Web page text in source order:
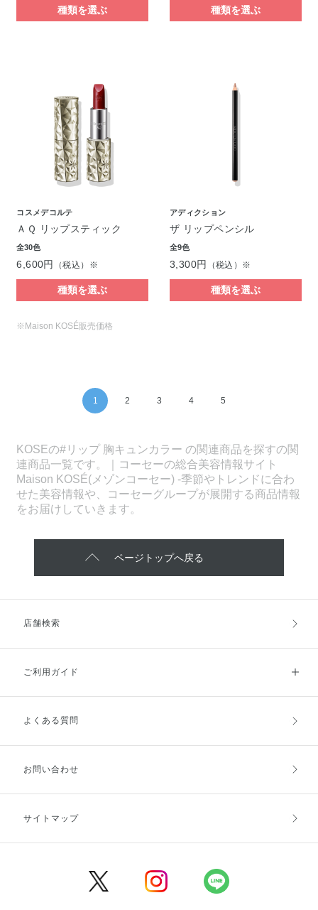
種類を選ぶ 種類を選ぶ
コスメデコルテ
ＡＱ リップスティック
全30色
6,600円 （税込）※
種類を選ぶ
アディクション
ザ リップペンシル
全9色
3,300円 （税込）※
種類を選ぶ
※Maison KOSÉ販売価格
1 2 3 4 5
KOSEの#リップ 胸キュンカラー の関連商品を探すの関
連商品一覧です。｜コーセーの総合美容情報サイト
Maison KOSÉ(メゾンコーセー) -季節やトレンドに合わ
せた美容情報や、コーセーグループが展開する商品情報
をお届けしていきます。
ページトップへ戻る
店舗検索
ご利用ガイド
ご利用ガイドトップ
お支払方法
キャンセル・返品・交換
よくある質問
お問い合わせ
サイトマップ